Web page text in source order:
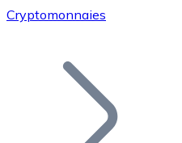
Rejoignez notre réseau
Ajoutez le token de
Cryptomonnaies